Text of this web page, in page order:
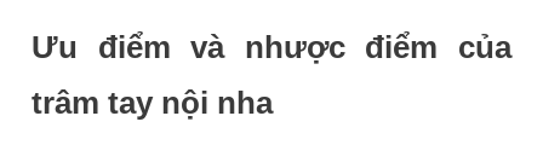
Ưu điểm và nhược điểm của
trâm tay nội nha